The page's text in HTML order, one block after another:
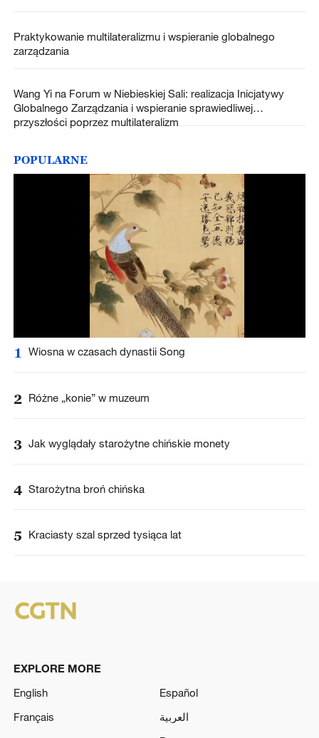
Praktykowanie multilateralizmu i wspieranie globalnego
zarządzania
Wang Yi na Forum w Niebieskiej Sali: realizacja Inicjatywy
Globalnego Zarządzania i wspieranie sprawiedliwej
przyszłości poprzez multilateralizm
POPULARNE
1 Wiosna w czasach dynastii Song
2 Różne „konie” w muzeum
3 Jak wyglądały starożytne chińskie monety
4 Starożytna broń chińska
5 Kraciasty szal sprzed tysiąca lat
EXPLORE MORE
English
Español
Français
العربية